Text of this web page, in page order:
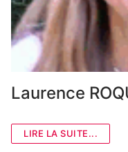
Laurence
LIRE LA SUITE...